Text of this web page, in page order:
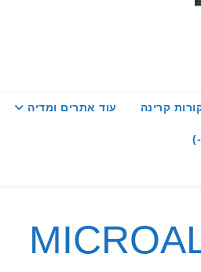
קרינה עוד אתרים ומדיה
)